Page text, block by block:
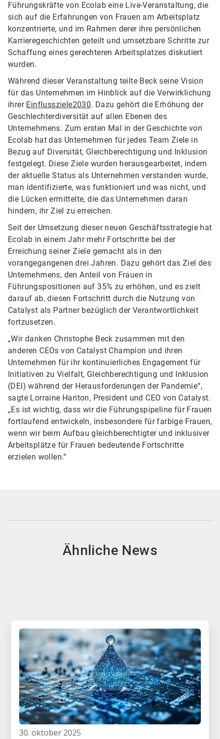
Führungskräfte von Ecolab eine Live-Veranstaltung, die
sich auf die Erfahrungen von Frauen am Arbeitsplatz
konzentrierte, und im Rahmen derer ihre persönlichen
Karrieregeschichten geteilt und umsetzbare Schritte zur
Schaffung eines gerechteren Arbeitsplatzes diskutiert
wurden.
Während dieser Veranstaltung teilte Beck seine Vision
für das Unternehmen im Hinblick auf die Verwirklichung
ihrer Einflussziele2030. Dazu gehört die Erhöhung der
Geschlechterdiversität auf allen Ebenen des
Unternehmens. Zum ersten Mal in der Geschichte von
Ecolab hat das Unternehmen für jedes Team Ziele in
Bezug auf Diversität, Gleichberechtigung und Inklusion
festgelegt. Diese Ziele wurden herausgearbeitet, indem
der aktuelle Status als Unternehmen verstanden wurde,
man identifizierte, was funktioniert und was nicht, und
die Lücken ermittelte, die das Unternehmen daran
hindern, ihr Ziel zu erreichen.
Seit der Umsetzung dieser neuen Geschäftsstrategie hat
Ecolab in einem Jahr mehr Fortschritte bei der
Erreichung seiner Ziele gemacht als in den
vorangegangenen drei Jahren. Dazu gehört das Ziel des
Unternehmens, den Anteil von Frauen in
Führungspositionen auf 35% zu erhöhen, und es zielt
darauf ab, diesen Fortschritt durch die Nutzung von
Catalyst als Partner bezüglich der Verantwortlichkeit
fortzusetzen.
„Wir danken Christophe Beck zusammen mit den
anderen CEOs von Catalyst Champion und ihren
Unternehmen für ihr kontinuierliches Engagement für
Initiativen zu Vielfalt, Gleichberechtigung und Inklusion
(DEI) während der Herausforderungen der Pandemie“,
sagte Lorraine Hariton, President und CEO von Catalyst.
„Es ist wichtig, dass wir die Führungspipeline für Frauen
fortlaufend entwickeln, insbesondere für farbige Frauen,
wenn wir beim Aufbau gleichberechtigter und inklusiver
Arbeitsplätze für Frauen bedeutende Fortschritte
erzielen wollen.“
Ähnliche News
30. oktober 2025